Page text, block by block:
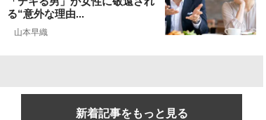
る“意外な理由...
山本早織
新着記事をもっと見る